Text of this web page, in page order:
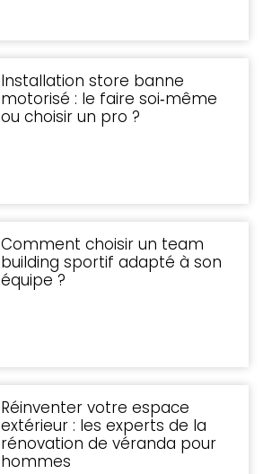
Installation store banne
motorisé : le faire soi‑même
ou choisir un pro ?
Comment choisir un team
building sportif adapté à son
équipe ?
Réinventer votre espace
extérieur : les experts de la
rénovation de véranda pour
hommes